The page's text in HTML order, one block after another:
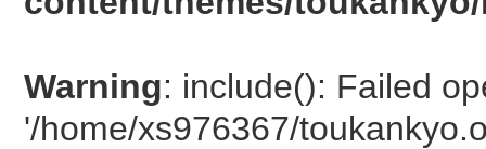
Warning: include(): Failed
'/home/xs976367/